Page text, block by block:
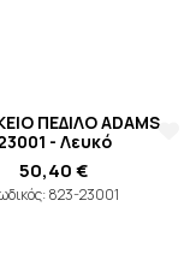
ΠΕΔΙΛΟ ADAMS
- Λευκό
50,40 €
823-23001